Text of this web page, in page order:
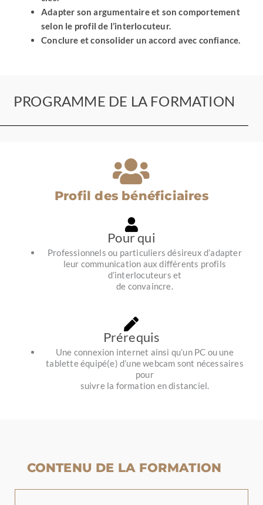
Adapter son argumentaire et son comportement
selon le profil de l’interlocuteur.
Conclure et consolider un accord avec confiance.
PROGRAMME DE LA FORMATION
Profil des bénéficiaires
Pour qui
Professionnels ou particuliers désireux d’adapter
leur communication aux différents profils
d’interlocuteurs et
de convaincre.
Prérequis
Une connexion internet ainsi qu’un PC ou une
tablette équipé(e) d’une webcam sont nécessaires
pour
suivre la formation en distanciel.
CONTENU DE LA FORMATION